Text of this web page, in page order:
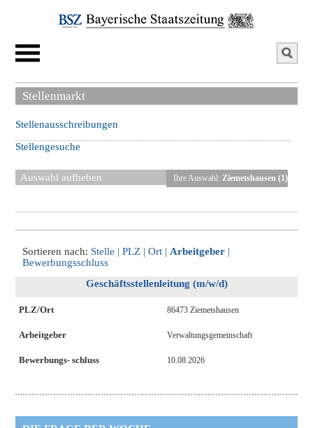
Stellenmarkt
Stellenausschreibungen
Stellengesuche
Ihre Auswahl: Ziemetshausen (1)
Auswahl aufheben
Sortieren nach: Stelle |PLZ |Ort | Arbeitgeber |
Bewerbungsschluss
Geschäftsstellenleitung (m/w/d)
PLZ/Ort
Arbeitgeber
Bewerbungs- schluss
86473 Ziemetshausen
Verwaltungsgemeinschaft
10.08.2026